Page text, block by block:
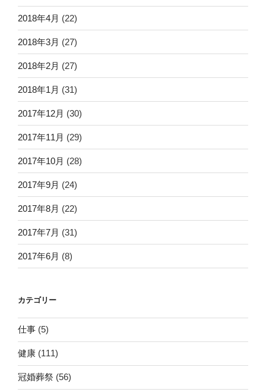
2018年4月 (22)
2018年3月 (27)
2018年2月 (27)
2018年1月 (31)
2017年12月 (30)
2017年11月 (29)
2017年10月 (28)
2017年9月 (24)
2017年8月 (22)
2017年7月 (31)
2017年6月 (8)
カテゴリー
仕事 (5)
健康 (111)
冠婚葬祭 (56)